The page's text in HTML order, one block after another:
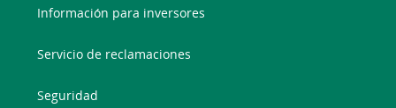
Información para inversores
Servicio de reclamaciones
Seguridad